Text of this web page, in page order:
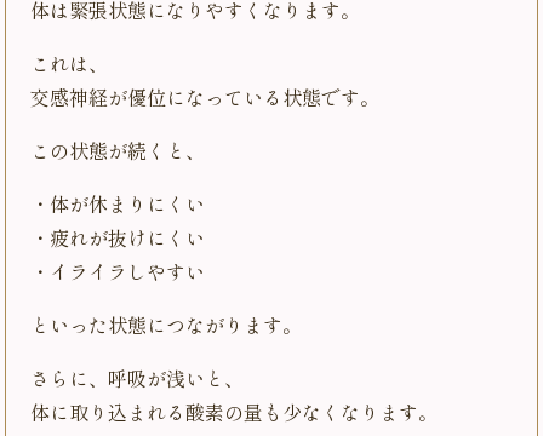
体は緊張状態になりやすくなります。
これは、
交感神経が優位になっている状態です。
この状態が続くと、
・体が休まりにくい
・疲れが抜けにくい
・イライラしやすい
といった状態につながります。
さらに、呼吸が浅いと、
体に取り込まれる酸素の量も少なくなります。